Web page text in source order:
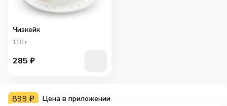
899 ₽ Цена в приложении
Чизкейк
110 г
285 ₽